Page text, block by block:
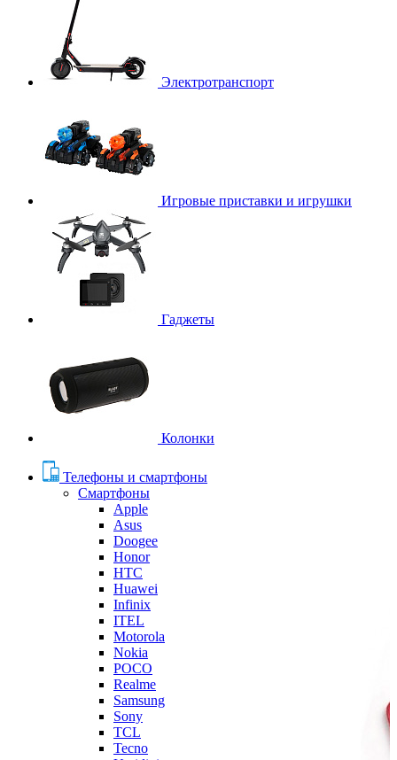
Электротранспорт
Игровые приставки и игрушки
Гаджеты
Колонки
Телефоны и смартфоны
Смартфоны
Apple
Asus
Doogee
Honor
HTC
Huawei
Infinix
ITEL
Motorola
Nokia
POCO
Realme
Samsung
Sony
TCL
Tecno